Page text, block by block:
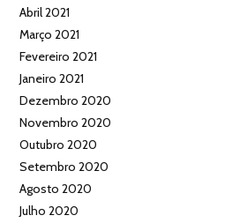
Abril 2021
Março 2021
Fevereiro 2021
Janeiro 2021
Dezembro 2020
Novembro 2020
Outubro 2020
Setembro 2020
Agosto 2020
Julho 2020